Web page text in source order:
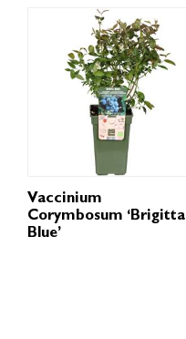
Vaccinium
Corymbosum ‘Brigitta
Blue’